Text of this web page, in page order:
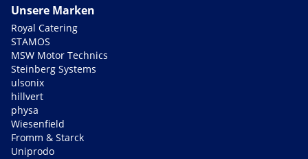
Unsere Marken
Royal Catering
STAMOS
MSW Motor Technics
Steinberg Systems
ulsonix
hillvert
physa
Wiesenfield
Fromm & Starck
Uniprodo